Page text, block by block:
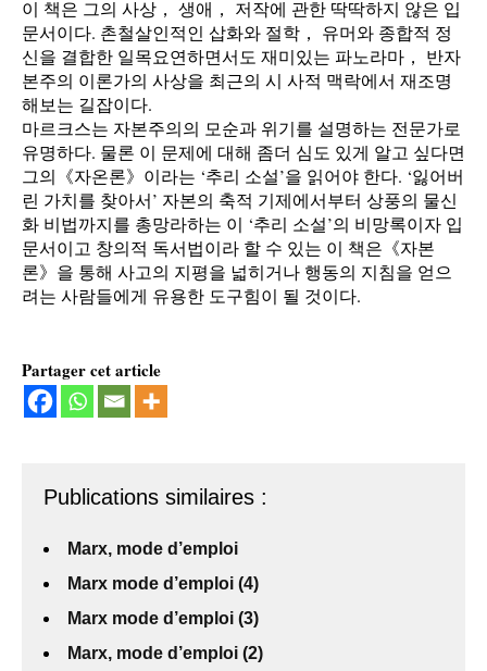
이 책은 그의 사상， 생애， 저작에 관한 딱딱하지 않은 입
문서이다. 촌철살인적인 삽화와 절학， 유머와 종합적 정
신을 결합한 일목요연하면서도 재미있는 파노라마， 반자
본주의 이론가의 사상을 최근의 시 사적 맥락에서 재조명
해보는 길잡이다.
마르크스는 자본주의의 모순과 위기를 설명하는 전문가로
유명하다. 물론 이 문제에 대해 좀더 심도 있게 알고 싶다면
그의《자온론》이라는 ‘추리 소설’을 읽어야 한다. ‘잃어버
린 가치를 찾아서’ 자본의 축적 기제에서부터 상풍의 물신
화 비법까지를 총망라하는 이 ‘추리 소설’의 비망록이자 입
문서이고 창의적 독서법이라 할 수 있는 이 책은《자본
론》을 통해 사고의 지평을 넓히거나 행동의 지침을 얻으
려는 사람들에게 유용한 도구힘이 될 것이다.
Partager cet article
Publications similaires :
Marx, mode d’emploi
Marx mode d’emploi (4)
Marx mode d’emploi (3)
Marx, mode d’emploi (2)